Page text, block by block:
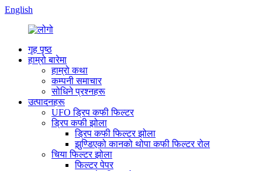
English
गृह पृष्ठ
हाम्रो बारेमा
हाम्रो कथा
कम्पनी समाचार
सोधिने प्रश्नहरू
उत्पादनहरू
UFO ड्रिप कफी फिल्टर
ड्रिप कफी झोला
ड्रिप कफी फिल्टर झोला
झुण्डिएको कानको थोपा कफी फिल्टर रोल
चिया फिल्टर झोला
फिल्टर पेपर